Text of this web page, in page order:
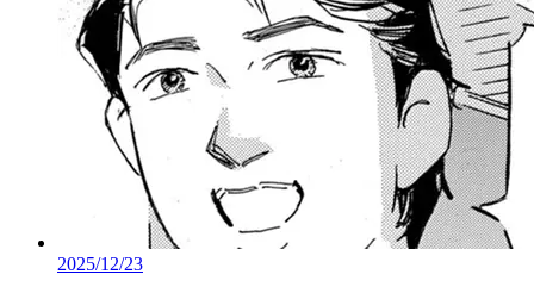
2025/12/23